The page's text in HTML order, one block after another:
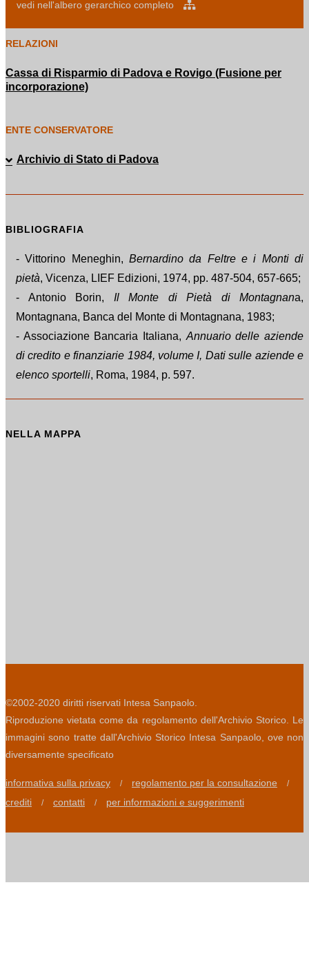
vedi nell'albero gerarchico completo
RELAZIONI
Cassa di Risparmio di Padova e Rovigo (Fusione per
incorporazione)
ENTE CONSERVATORE
Archivio di Stato di Padova
BIBLIOGRAFIA
- Vittorino Meneghin, Bernardino da Feltre e i Monti di
pietà, Vicenza, LIEF Edizioni, 1974, pp. 487-504, 657-665;
- Antonio Borin, Il Monte di Pietà di Montagnana,
Montagnana, Banca del Monte di Montagnana, 1983;
- Associazione Bancaria Italiana, Annuario delle aziende
di credito e finanziarie 1984, volume I, Dati sulle aziende e
elenco sportelli, Roma, 1984, p. 597.
NELLA MAPPA
©2002-2020 diritti riservati Intesa Sanpaolo.
Riproduzione vietata come da regolamento dell'Archivio Storico. Le
immagini sono tratte dall'Archivio Storico Intesa Sanpaolo, ove non
diversamente specificato
informativa sulla privacy / regolamento per la consultazione /
crediti / contatti / per informazioni e suggerimenti